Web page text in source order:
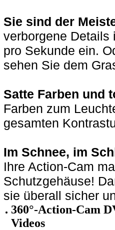
Sie sind der
verborgene Details
pro Sekunde ein.
sehen Sie dem
Satte Farben und
Farben zum
gesamten
Im Schnee, im
Ihre Action-Cam
Schutzgehäuse!
sie überall sicher
360°-Action-Cam
Videos